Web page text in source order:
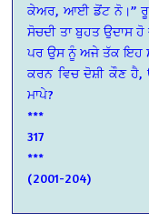
ਕੇਅਰ, ਆਈ ਡੋਂਟ ਨੋ।”
ਸੋਚਦੀ ਤਾ ਬੁਹਤ ਉਦਾਸ ਹੋ
ਪਰ ਉਸ ਨੂੰ ਅਜੇ ਤੱਕ ਇਹ
ਕਰਨ ਵਿਚ ਦੋਸ਼ੀ ਕੌਣ ਹੈ,
ਮਾਪੇ?
***
317
***
(2001-204)